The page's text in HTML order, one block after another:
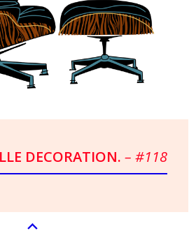
DECORATION. – #118